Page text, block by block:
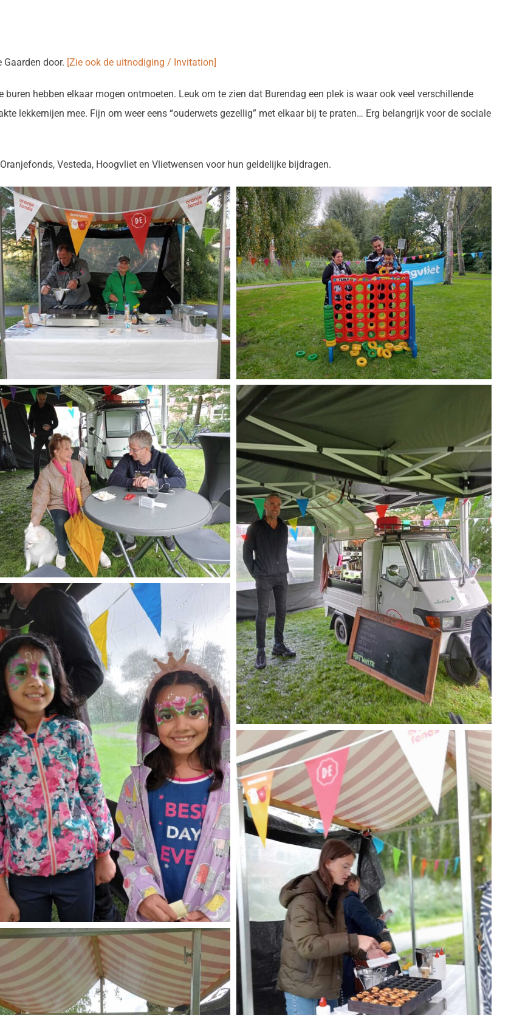
door. [Zie ook de uitnodiging / Invitation]
hebben elkaar mogen ontmoeten. Leuk om te zien dat Burendag een plek is waar ook veel verschillende
lekkernijen mee. Fijn om weer eens “ouderwets gezellig” met elkaar bij te praten… Erg belangrijk voor de sociale
Vesteda, Hoogvliet en Vlietwensen voor hun geldelijke bijdragen.